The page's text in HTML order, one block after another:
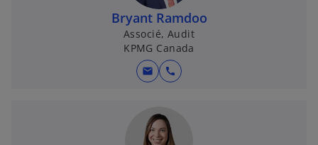
Bryant Ramdoo
Associé, Audit
KPMG Canada
mail call